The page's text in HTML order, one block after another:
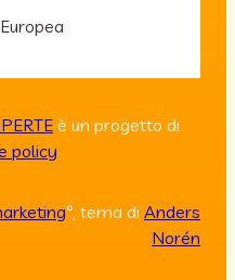
è un progetto di
policy
°, tema di Anders
Norén